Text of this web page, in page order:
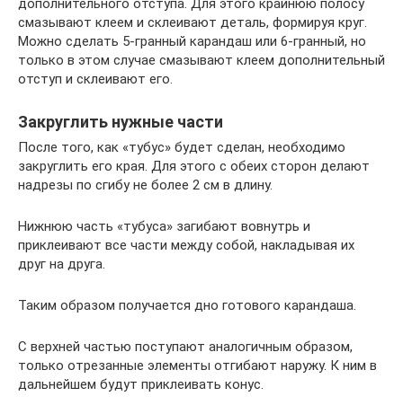
дополнительного отступа. Для этого крайнюю полосу
смазывают клеем и склеивают деталь, формируя круг.
Можно сделать 5-гранный карандаш или 6-гранный, но
только в этом случае смазывают клеем дополнительный
отступ и склеивают его.
Закруглить нужные части
После того, как «тубус» будет сделан, необходимо
закруглить его края. Для этого с обеих сторон делают
надрезы по сгибу не более 2 см в длину.
Нижнюю часть «тубуса» загибают вовнутрь и
приклеивают все части между собой, накладывая их
друг на друга.
Таким образом получается дно готового карандаша.
С верхней частью поступают аналогичным образом,
только отрезанные элементы отгибают наружу. К ним в
дальнейшем будут приклеивать конус.